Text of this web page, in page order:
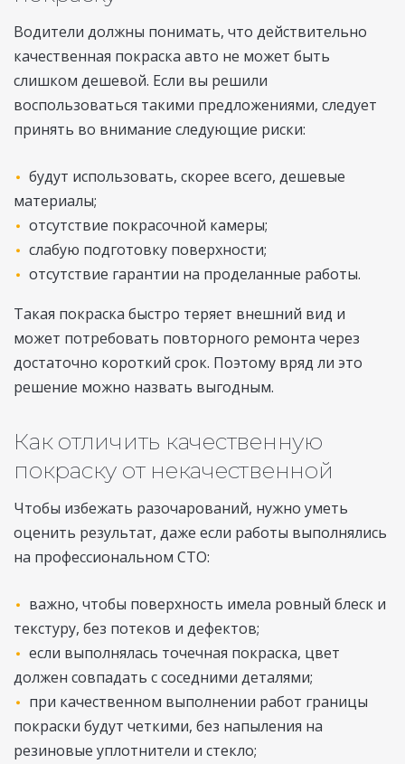
Водители должны понимать, что действительно
качественная покраска авто не может быть
слишком дешевой. Если вы решили
воспользоваться такими предложениями, следует
принять во внимание следующие риски:
будут использовать, скорее всего, дешевые
материалы;
отсутствие покрасочной камеры;
слабую подготовку поверхности;
отсутствие гарантии на проделанные работы.
Такая покраска быстро теряет внешний вид и
может потребовать повторного ремонта через
достаточно короткий срок. Поэтому вряд ли это
решение можно назвать выгодным.
Как отличить качественную
покраску от некачественной
Чтобы избежать разочарований, нужно уметь
оценить результат, даже если работы выполнялись
на профессиональном СТО:
важно, чтобы поверхность имела ровный блеск и
текстуру, без потеков и дефектов;
если выполнялась точечная покраска, цвет
должен совпадать с соседними деталями;
при качественном выполнении работ границы
покраски будут четкими, без напыления на
резиновые уплотнители и стекло;